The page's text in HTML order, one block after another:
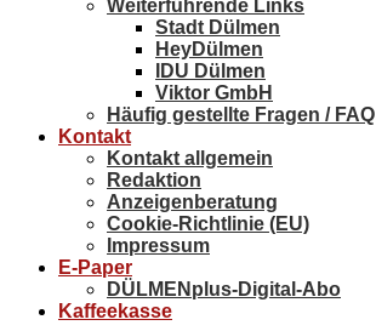
Weiterführende Links
Stadt Dülmen
HeyDülmen
IDU Dülmen
Viktor GmbH
Häufig gestellte Fragen / FAQ
Kontakt
Kontakt allgemein
Redaktion
Anzeigenberatung
Cookie-Richtlinie (EU)
Impressum
E-Paper
DÜLMENplus-Digital-Abo
Kaffeekasse